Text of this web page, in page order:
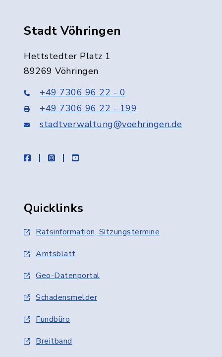
Stadt Vöhringen
Hettstedter Platz 1
89269 Vöhringen
+49 7306 96 22 - 0
+49 7306 96 22 - 199
stadtverwaltung@voehringen.de
facebookinstagramyoutube
Quicklinks
Ratsinformation, Sitzungstermine
Amtsblatt
Geo-Datenportal
Schadensmelder
Fundbüro
Breitband